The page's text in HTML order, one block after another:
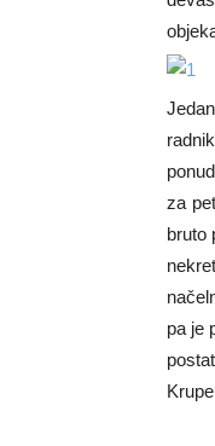
za
bruto
pa je